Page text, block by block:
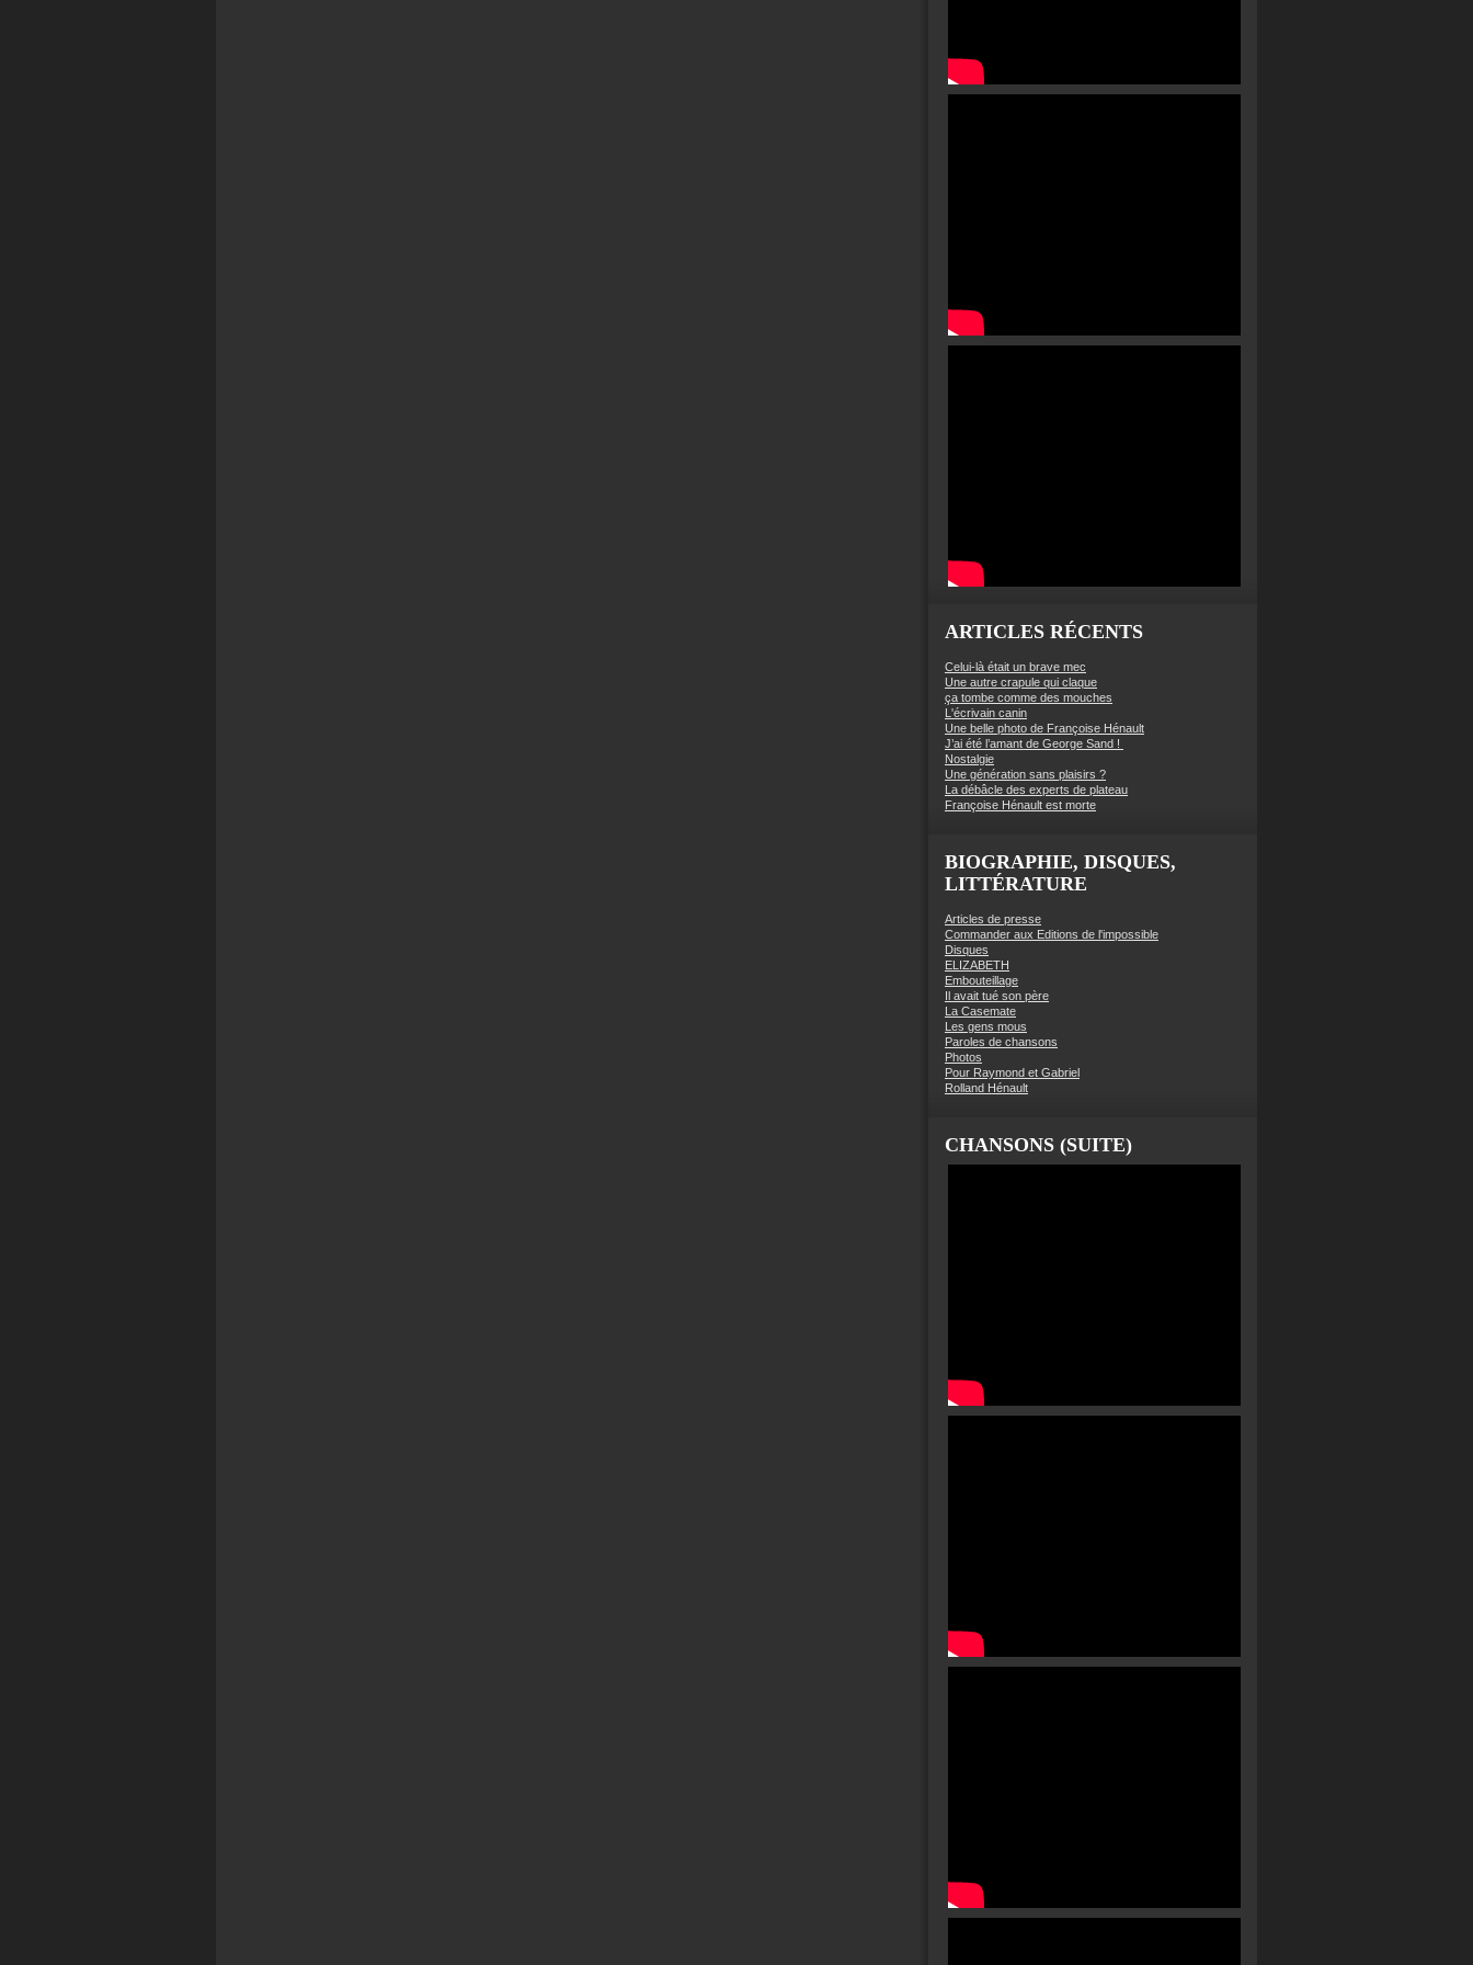
ARTICLES RÉCENTS
Celui-là était un brave mec
Une autre crapule qui claque
ça tombe comme des mouches
L'écrivain canin
Une belle photo de Françoise Hénault
J’ai été l’amant de George Sand !
Nostalgie
Une génération sans plaisirs ?
La débâcle des experts de plateau
Françoise Hénault est morte
BIOGRAPHIE, DISQUES,
LITTÉRATURE
Articles de presse
Commander aux Editions de l'impossible
Disques
ELIZABETH
Embouteillage
Il avait tué son père
La Casemate
Les gens mous
Paroles de chansons
Photos
Pour Raymond et Gabriel
Rolland Hénault
CHANSONS (SUITE)